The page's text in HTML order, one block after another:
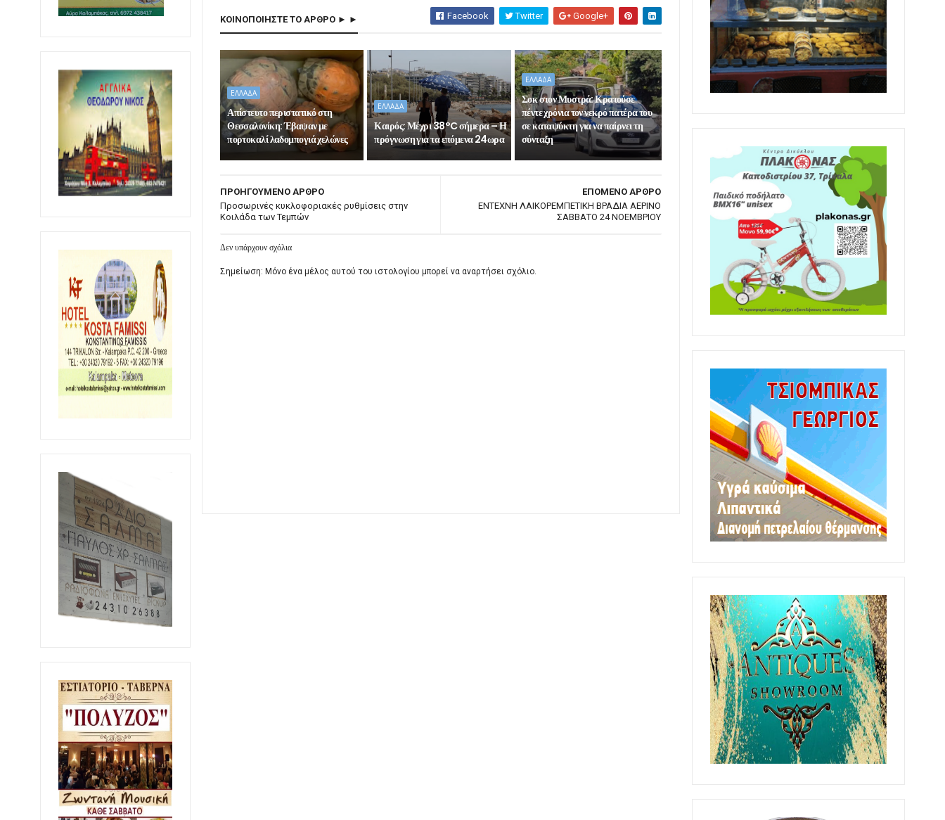
ΚΟΙΝΟΠΟΙΗΣΤΕ ΤΟ ΑΡΘΡΟ ► ► Facebook Twitter Google+
ΕΛΛΑΔΑ
Απίστευτο περιστατικό στη
Θεσσαλονίκη: Έβαψαν με
πορτοκαλί λαδομπογιά χελώνες
ΕΛΛΑΔΑ
Καιρός: Μέχρι 38°C σήμερα – Η
πρόγνωση για τα επόμενα 24ωρα
ΕΛΛΑΔΑ
Σοκ στον Μυστρά: Κρατούσε
πέντε χρόνια τον νεκρό πατέρα του
σε καταψύκτη για να παίρνει τη
σύνταξη
ΕΠΟΜΕΝΟ ΑΡΘΡΟ
ENTEXNH ΛΑΙΚΟΡΕΜΠΕΤΙΚΗ ΒΡΑΔΙΑ ΑΕΡΙΝΟ
ΣΑΒΒΑΤΟ 24 ΝΟΕΜΒΡΙΟΥ
ΠΡΟΗΓΟΥΜΕΝΟ ΑΡΘΡΟ
Προσωρινές κυκλοφοριακές ρυθμίσεις στην
Κοιλάδα των Τεμπών
Δεν υπάρχουν σχόλια
Σημείωση: Μόνο ένα μέλος αυτού του ιστολογίου μπορεί να αναρτήσει σχόλιο.